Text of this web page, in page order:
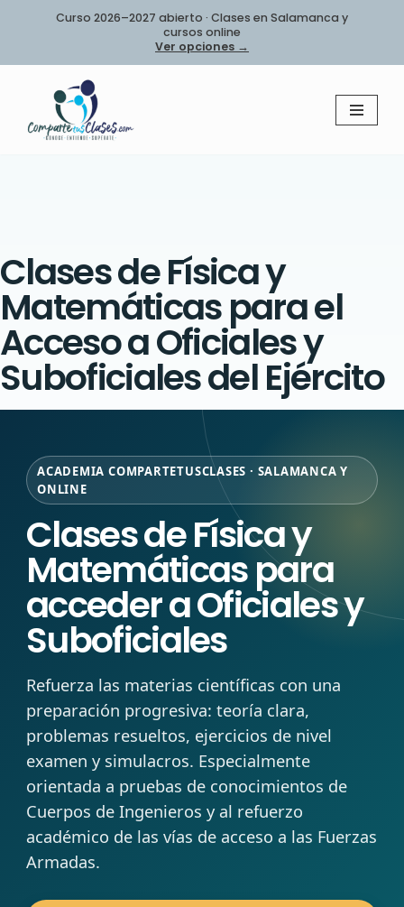
al
contenido
Curso 2026–2027 abierto · Clases en Salamanca y
cursos online
Ver opciones →
Clases de Física y
Matemáticas para el
Acceso a Oficiales y
Suboficiales del Ejército
ACADEMIA COMPARTETUSCLASES · SALAMANCA Y
ONLINE
Clases de Física y
Matemáticas para
acceder a Oficiales y
Suboficiales
Refuerza las materias científicas con una
preparación progresiva: teoría clara,
problemas resueltos, ejercicios de nivel
examen y simulacros. Especialmente
orientada a pruebas de conocimientos de
Cuerpos de Ingenieros y al refuerzo
académico de las vías de acceso a las Fuerzas
Armadas.